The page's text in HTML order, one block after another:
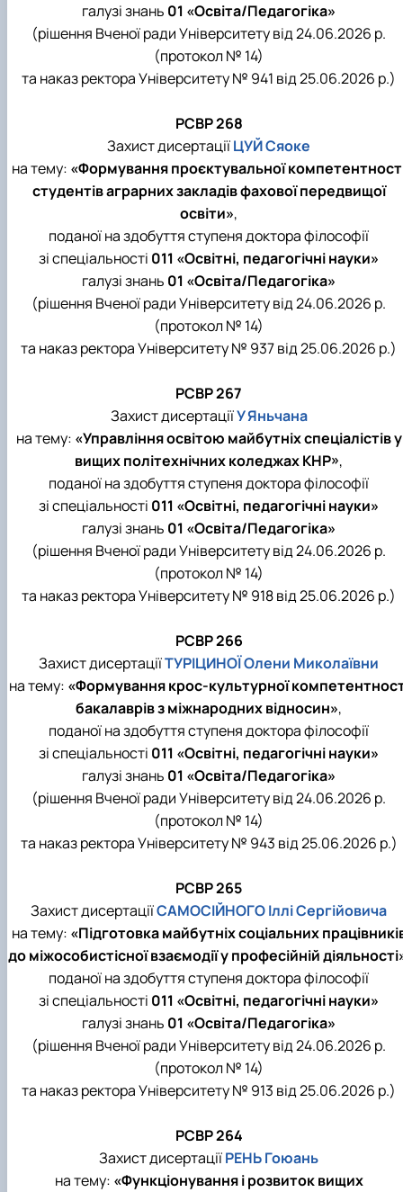
галузі знань 01 «Освіта/Педагогіка»
(рішення Вченої ради Університету від 24.06.2026 р.
(протокол № 14)
та наказ ректора Університету № 941 від 25.06.2026 р.)
РСВР 268
Захист дисертаціїЦУЙ Сяоке
на тему: «Формування проєктувальної
студентів аграрних закладів фахової передвищої
освіти»,
поданої на здобуття ступеня доктора філософії
зі спеціальності 011 «Освітні, педагогічні науки»
галузі знань 01 «Освіта/Педагогіка»
(рішення Вченої ради Університету від 24.06.2026 р.
(протокол № 14)
та наказ ректора Університету № 937 від 25.06.2026 р.)
РСВР 267
Захист дисертаціїУ Яньчана
на тему: «Управління освітою майбутніх спеціалістів у
вищих політехнічних коледжах КНР»,
поданої на здобуття ступеня доктора філософії
зі спеціальності 011 «Освітні, педагогічні науки»
галузі знань 01 «Освіта/Педагогіка»
(рішення Вченої ради Університету від 24.06.2026 р.
(протокол № 14)
та наказ ректора Університету № 918 від 25.06.2026 р.)
РСВР 266
Захист дисертаціїТУРІЦИНОЇ Олени Миколаївни
на тему: «Формування крос-культурної
бакалаврів з міжнародних відносин»,
поданої на здобуття ступеня доктора філософії
зі спеціальності 011 «Освітні, педагогічні науки»
галузі знань 01 «Освіта/Педагогіка»
(рішення Вченої ради Університету від 24.06.2026 р.
(протокол № 14)
та наказ ректора Університету № 943 від 25.06.2026 р.)
РСВР 265
Захист дисертаціїСАМОСІЙНОГО Іллі Сергійовича
на тему: «Підготовка майбутніх соціальних
до міжособистісної взаємодії у професійній
поданої на здобуття ступеня доктора філософії
зі спеціальності 011 «Освітні, педагогічні науки»
галузі знань 01 «Освіта/Педагогіка»
(рішення Вченої ради Університету від 24.06.2026 р.
(протокол № 14)
та наказ ректора Університету № 913 від 25.06.2026 р.)
РСВР 264
Захист дисертаціїРЕНЬ Гоюань
на тему: «Функціонування і розвиток вищих